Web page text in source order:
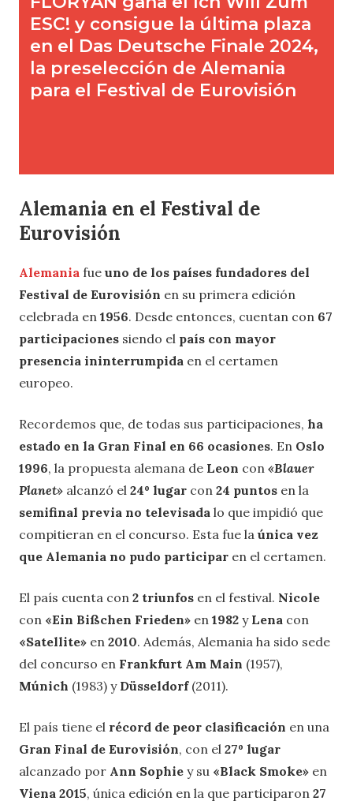
Alemania en el Festival de
Eurovisión
Alemania fue uno de los países fundadores del
Festival de Eurovisión en su primera edición
celebrada en 1956. Desde entonces, cuentan con 67
participaciones siendo el país con mayor
presencia ininterrumpida en el certamen
europeo.
Recordemos que, de todas sus participaciones, ha
estado en la Gran Final en 66 ocasiones. En Oslo
1996, la propuesta alemana de Leon con «Blauer
Planet» alcanzó el 24º lugar con 24 puntos en la
semifinal previa no televisada lo que impidió que
compitieran en el concurso. Esta fue la única vez
que Alemania no pudo participar en el certamen.
El país cuenta con 2 triunfos en el festival. Nicole
con «Ein Bißchen Frieden» en 1982 y Lena con
«Satellite» en 2010. Además, Alemania ha sido sede
del concurso en Frankfurt Am Main (1957),
Múnich (1983) y Düsseldorf(2011).
El país tiene el récord de peor clasificación en una
Gran Final de Eurovisión, con el 27º lugar
alcanzado por Ann Sophie y su «Black Smoke» en
Viena 2015, única edición en la que participaron 27